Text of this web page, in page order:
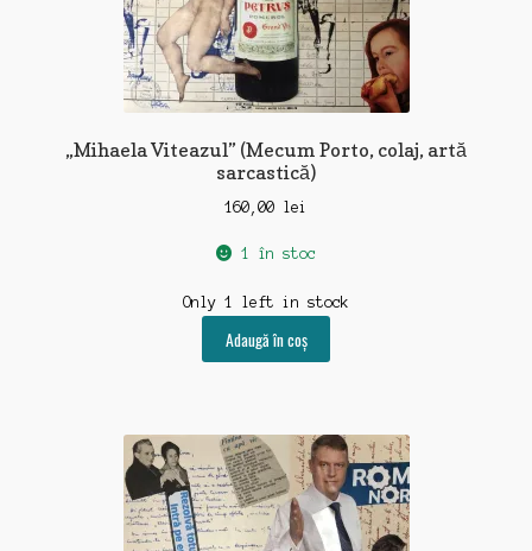
„Mihaela Viteazul” (Mecum Porto, colaj, artă
sarcastică)
160,00 lei
1 în stoc
Only 1 left in stock
Adaugă în coș